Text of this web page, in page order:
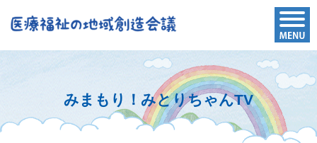
みまもり！みとりちゃんTV